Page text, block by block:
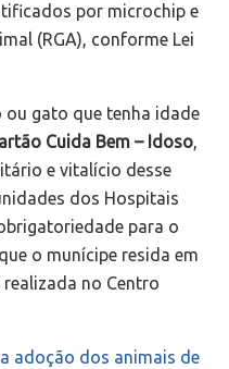
por microchip e
(RGA), conforme Lei
ou gato que tenha idade
Cuida Bem – Idoso,
e vitalício desse
dos Hospitais
para o
o munícipe resida em
realizada no Centro
adoção dos animais de